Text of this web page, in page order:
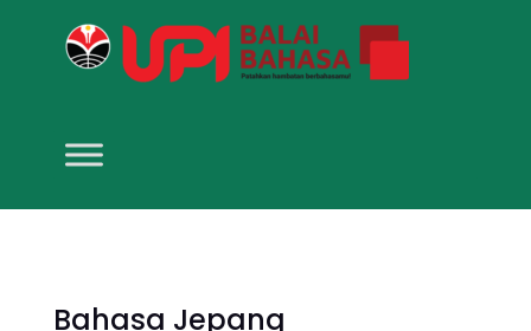
Bahasa Jepang